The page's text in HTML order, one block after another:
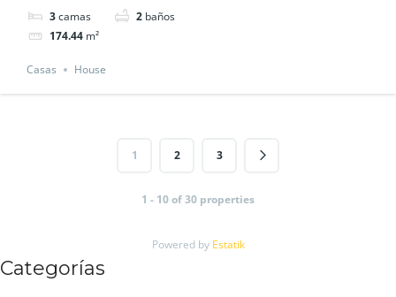
3camas 2 baños
174.44 m²
Casas House
1 2 3
1 - 10 of 30 properties
Powered by Estatik
Categorías